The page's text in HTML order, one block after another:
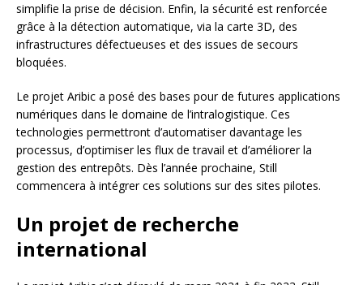
simplifie la prise de décision. Enfin, la sécurité est renforcée
grâce à la détection automatique, via la carte 3D, des
infrastructures défectueuses et des issues de secours
bloquées.
Le projet Aribic a posé des bases pour de futures applications
numériques dans le domaine de l’intralogistique. Ces
technologies permettront d’automatiser davantage les
processus, d’optimiser les flux de travail et d’améliorer la
gestion des entrepôts. Dès l’année prochaine, Still
commencera à intégrer ces solutions sur des sites pilotes.
Un projet de recherche
international